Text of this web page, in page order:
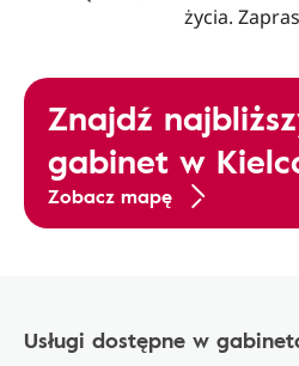
życia.
Znajdź
gabinet w
Zobacz mapę
Usługi dostępne w